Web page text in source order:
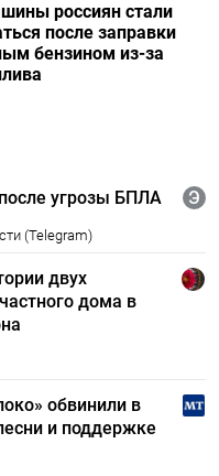
россиян стали
после заправки
бензином из-за